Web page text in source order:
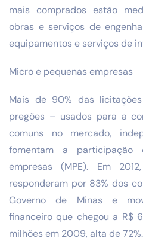
mais comprados estão
obras e serviços de
equipamentos e serviços de
Micro e pequenas empresas
Mais de 90% das
pregões – usados para a
comuns no mercado,
fomentam a participação
empresas (MPE). Em
responderam por 83% dos
Governo de Minas e
financeiro que chegou a R$
milhões em 2009, alta de 72%.